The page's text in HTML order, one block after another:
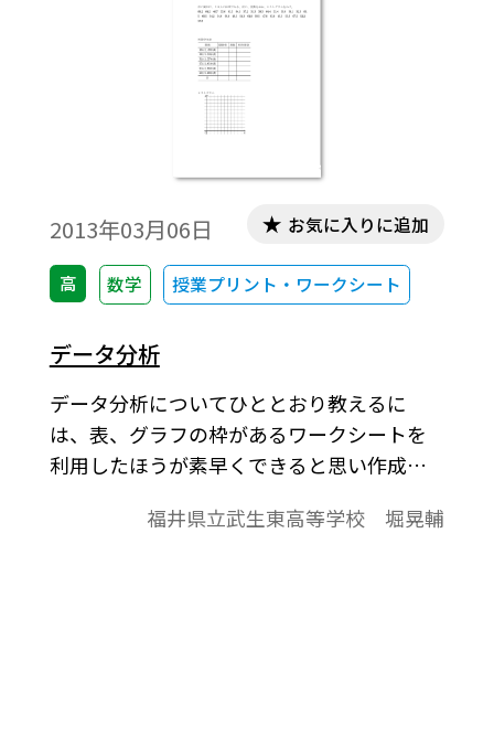
2013年03月06日
高 数学 授業プリント・ワークシート
お気に入りに追加
データ分析
データ分析についてひととおり教えるに
は、表、グラフの枠があるワークシートを
利用したほうが素早くできると思い作成し
教えるため作成したものをもとにしたの
福井県立武生東高等学校 堀晃輔